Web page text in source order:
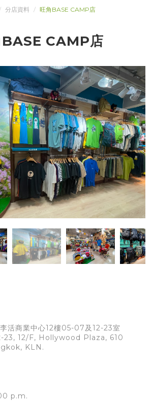
分店資料 旺角BASE CAMP店
BASE CAMP店
活商業中心12樓05-07及12-23室
23, 12/F, Hollywood Plaza, 610
KLN.
p.m.